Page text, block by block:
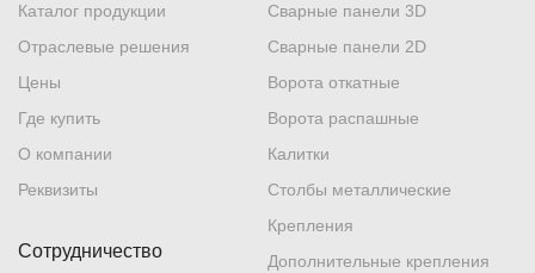
Каталог продукции
Отраслевые решения
Цены
Где купить
О компании
Реквизиты
Сварные панели 3D
Сварные панели 2D
Ворота откатные
Ворота распашные
Калитки
Столбы металлические
Крепления
Дополнительные крепления
Сотрудничество